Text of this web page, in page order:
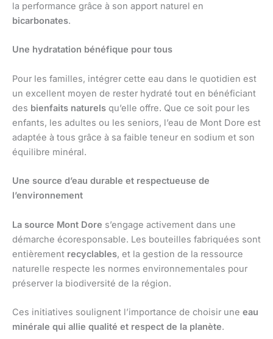
la performance grâce à son apport naturel en
bicarbonates.
Une hydratation bénéfique pour tous
Pour les familles, intégrer cette eau dans le quotidien est
un excellent moyen de rester hydraté tout en bénéficiant
des bienfaits naturels qu’elle offre. Que ce soit pour les
enfants, les adultes ou les seniors, l’eau de Mont Dore est
adaptée à tous grâce à sa faible teneur en sodium et son
équilibre minéral.
Une source d’eau durable et respectueuse de
l’environnement
La source Mont Dore s’engage activement dans une
démarche écoresponsable. Les bouteilles fabriquées sont
entièrement recyclables, et la gestion de la ressource
naturelle respecte les normes environnementales pour
préserver la biodiversité de la région.
Ces initiatives soulignent l’importance de choisir une eau
minérale qui allie qualité et respect de la planète.